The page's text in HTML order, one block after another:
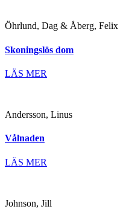
Öhrlund, Dag & Åberg, Felix
Skoningslös dom
LÄS MER
Andersson, Linus
Vålnaden
LÄS MER
Johnson, Jill